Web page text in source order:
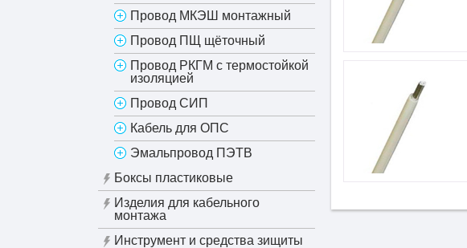
Провод МКЭШ монтажный
Провод ПЩ щёточный
Провод РКГМ с термостойкой
изоляцией
Провод СИП
Кабель для ОПС
Эмальпровод ПЭТВ
Боксы пластиковые
Изделия для кабельного
монтажа
Инструмент и средства зищиты